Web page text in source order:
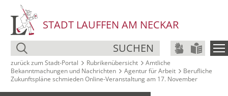
STADT LAUFFEN AM NECKAR
SUCHEN
zurück zum Stadt‑Portal Rubrikenübersicht
Amtliche
Bekanntmachungen und Nachrichten
Agentur für Arbeit
Berufliche
Zukunftspläne schmieden Online-Veranstaltung am 17. November